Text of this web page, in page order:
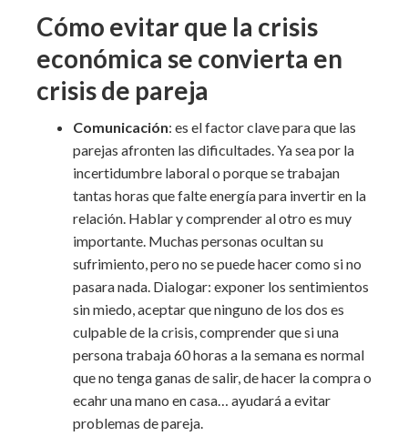
Cómo evitar que la crisis
económica se convierta en
crisis de pareja
Comunicación: es el factor clave para que las
parejas afronten las dificultades. Ya sea por la
incertidumbre laboral o porque se trabajan
tantas horas que falte energía para invertir en la
relación. Hablar y comprender al otro es muy
importante. Muchas personas ocultan su
sufrimiento, pero no se puede hacer como si no
pasara nada. Dialogar: exponer los sentimientos
sin miedo, aceptar que ninguno de los dos es
culpable de la crisis, comprender que si una
persona trabaja 60 horas a la semana es normal
que no tenga ganas de salir, de hacer la compra o
ecahr una mano en casa… ayudará a evitar
problemas de pareja.